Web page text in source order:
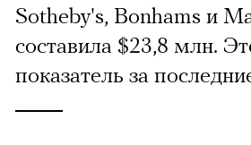
Sotheby's, Bonhams и
составила $23,8 млн.
показатель за